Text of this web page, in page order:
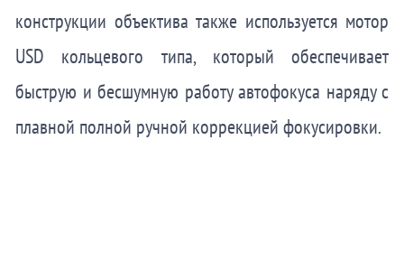
конструкции объектива также используется мотор
USD кольцевого типа, который обеспечивает
быструю и бесшумную работу автофокуса наряду с
плавной полной ручной коррекцией фокусировки.